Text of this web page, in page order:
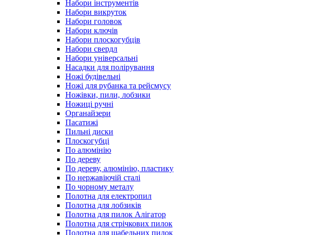
Набори інструментів
Набори викруток
Набори головок
Набори ключів
Набори плоскогубців
Набори свердл
Набори універсальні
Насадки для полірування
Ножі будівельні
Ножі для рубанка та рейсмусу
Ножівки, пили, лобзики
Ножиці ручні
Органайзери
Пасатижі
Пильні диски
Плоскогубці
По алюмінію
По дереву
По дереву, алюмінію, пластику
По нержавіючій сталі
По чорному металу
Полотна для електропил
Полотна для лобзиків
Полотна для пилок Алігатор
Полотна для стрічкових пилок
Полотна для шабельних пилок